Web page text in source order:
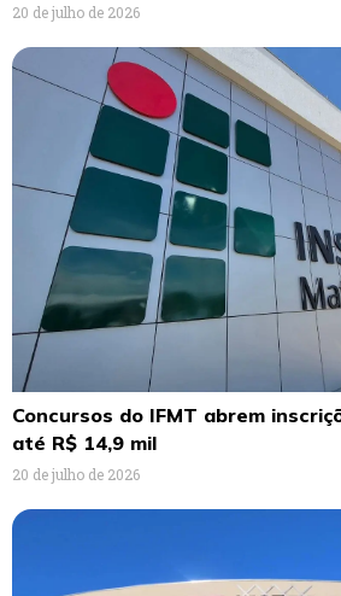
20 de julho de 2026
Concursos do IFMT abrem
até R$ 14,9 mil
20 de julho de 2026